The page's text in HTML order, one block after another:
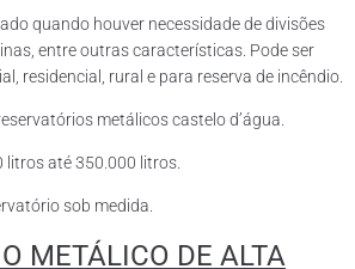
quando houver necessidade de divisões
entre outras características. Pode ser
residencial, rural e para reserva de incêndio.
metálicos castelo d’água.
litros até 350.000 litros.
sob medida.
METÁLICO DE ALTA